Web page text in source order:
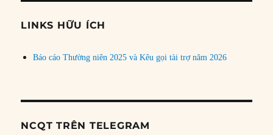
đề
LINKS HỮU ÍCH
Báo cáo Thường niên 2025 và Kêu gọi tài trợ năm 2026
NCQT TRÊN TELEGRAM